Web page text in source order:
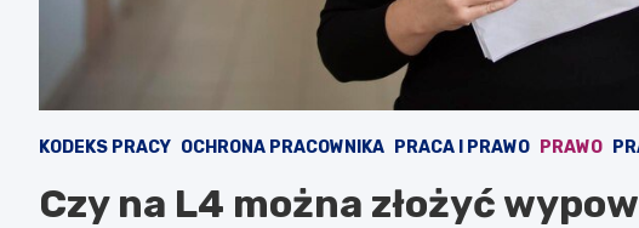
KODEKS PRACY OCHRONA PRACOWNIKA PRACA I PRAWO PRAWO
Czy na L4 można złożyć